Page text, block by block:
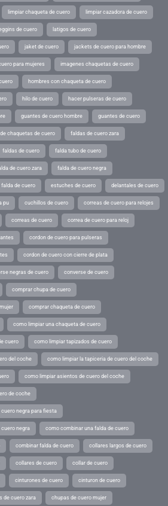
limpiar chaqueta de cuero limpiar cazadora de cuero
de cuero latigos de cuero
jaket de cuero jackets de cuero para hombre
para mujeres imagenes chaquetas de cuero
hombres con chaqueta de cuero
hilo de cuero hacer pulseras de cuero
guantes de cuero hombre guantes de cuero
chaquetas de cuero faldas de cuero zara
faldas de cuero falda tubo de cuero
de cuero zara falda de cuero negra
falda de cuero estuches de cuero delantales de cuero
pu cuchillos de cuero correas de cuero para relojes
correas de cuero correa de cuero para reloj
cordon de cuero para pulseras
cordon de cuero con cierre de plata
negras de cuero converse de cuero
comprar chupa de cuero
comprar chaqueta de cuero
como limpiar una chaqueta de cuero
cuero como limpiar tapizados de cuero
del coche como limpiar la tapiceria de cuero del coche
como limpiar asientos de cuero del coche
de coche
negra para fiesta
negra como combinar una falda de cuero
combinar falda de cuero collares largos de cuero
collares de cuero collar de cuero
cinturones de cuero cinturon de cuero
de cuero zara chupas de cuero mujer